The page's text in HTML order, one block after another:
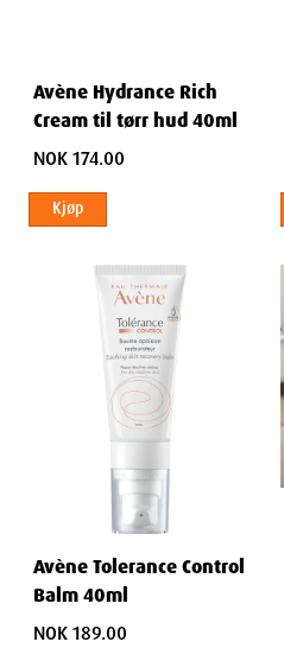
Avène Hydrance Rich
Cream til tørr hud 40ml
NOK 174.00
Kjøp
Avène Tolerance Control
Balm 40ml
NOK 189.00